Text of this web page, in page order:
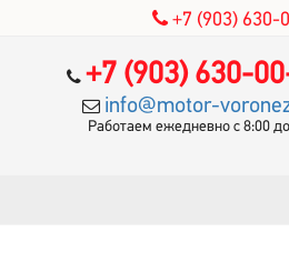
+7 (903) 630-
+7 (903) 630-
info@motor-
Работаем ежедневно с 8:00